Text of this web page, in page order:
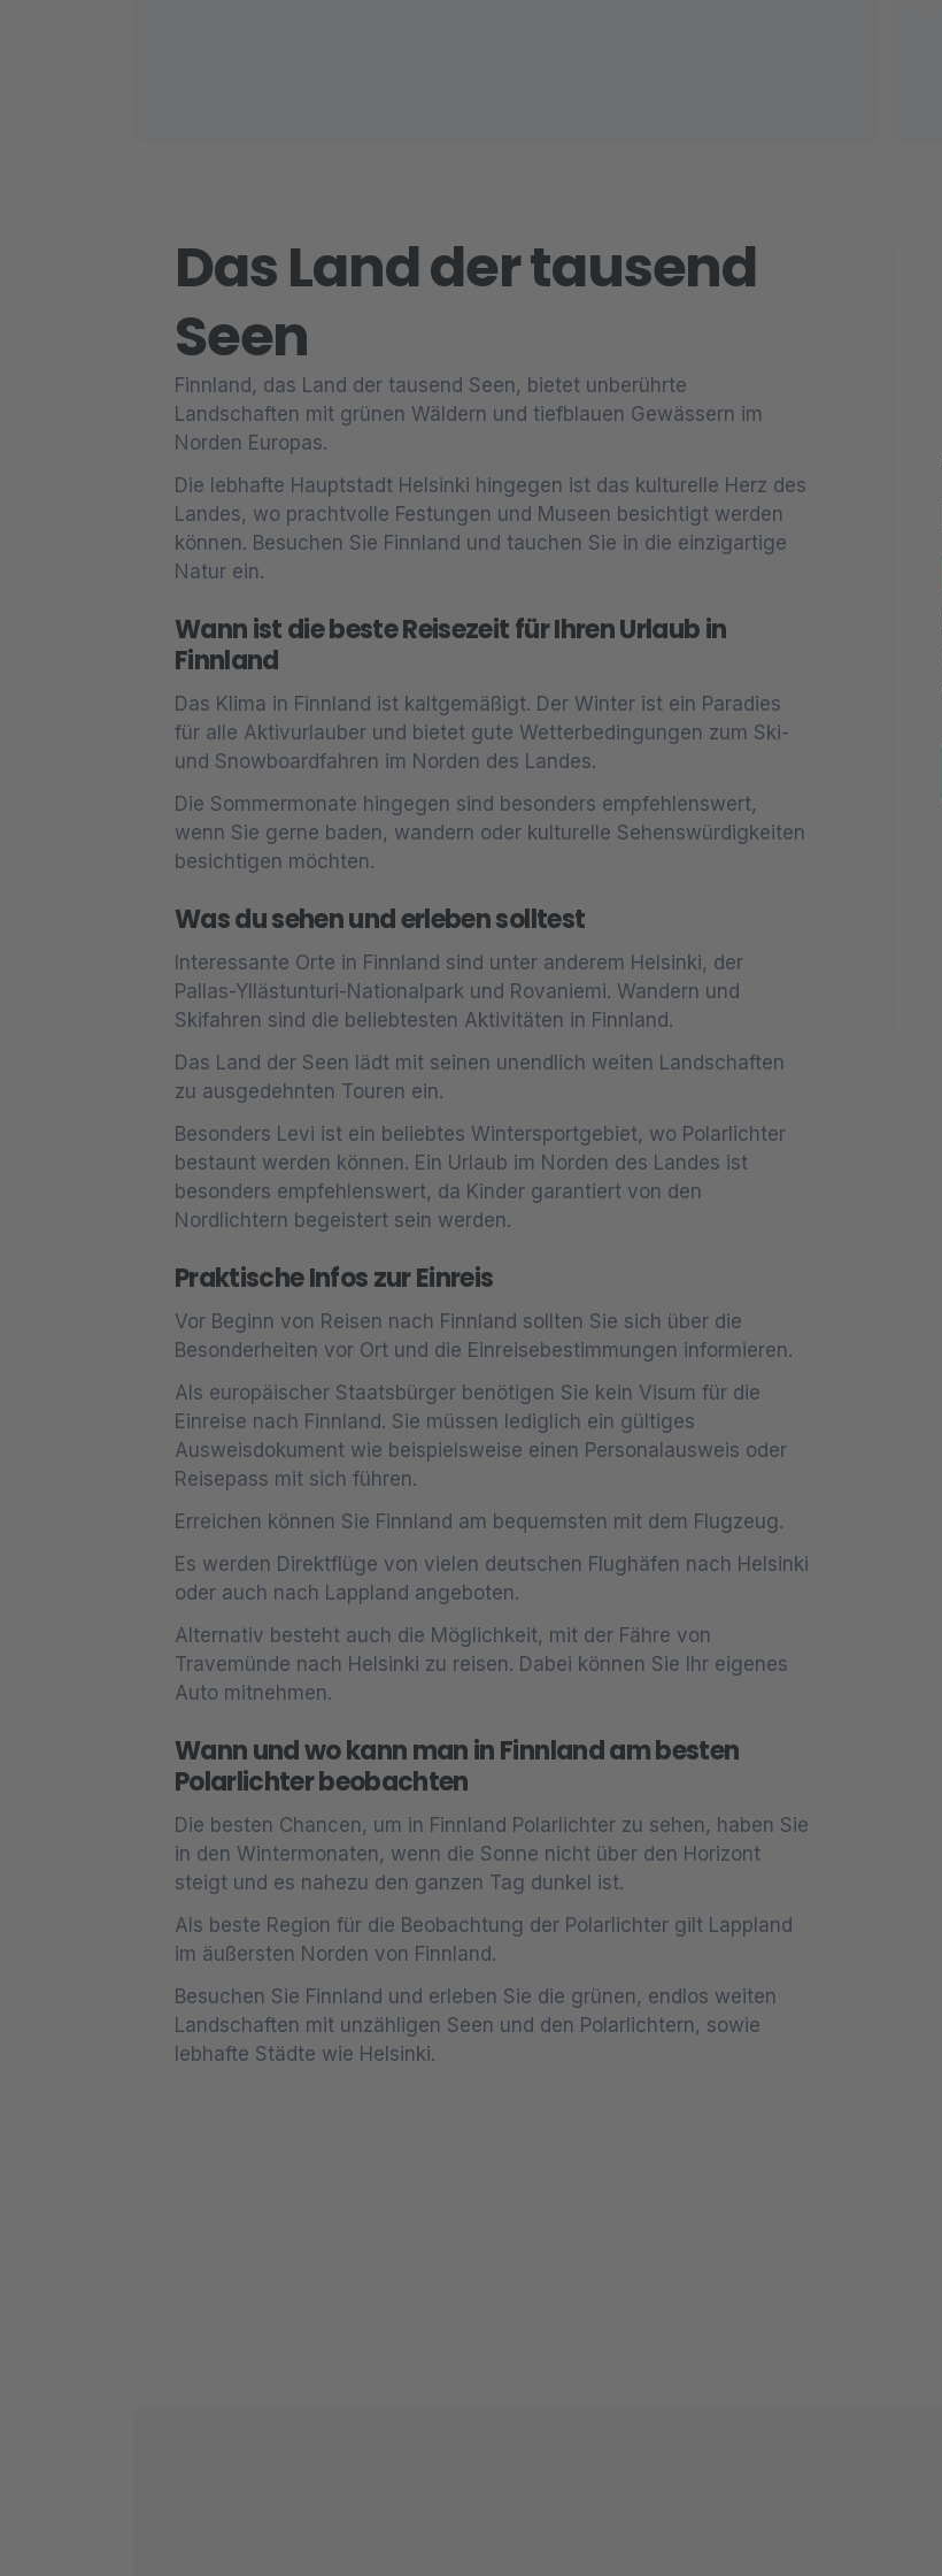
Das Land der tausend
Seen
Finnland, das Land der tausend Seen, bietet unberührte
Landschaften mit grünen Wäldern und tiefblauen Gewässern im
Norden Europas.
Die lebhafte Hauptstadt Helsinki hingegen ist das kulturelle Herz des
Landes, wo prachtvolle Festungen und Museen besichtigt werden
können. Besuchen Sie Finnland und tauchen Sie in die einzigartige
Natur ein.
Wann ist die beste Reisezeit für Ihren Urlaub in
Finnland
Das Klima in Finnland ist kaltgemäßigt. Der Winter ist ein Paradies
für alle Aktivurlauber und bietet gute Wetterbedingungen zum Ski-
und Snowboardfahren im Norden des Landes.
Die Sommermonate hingegen sind besonders empfehlenswert,
wenn Sie gerne baden, wandern oder kulturelle Sehenswürdigkeiten
besichtigen möchten.
Was du sehen und erleben solltest
Interessante Orte in Finnland sind unter anderem Helsinki, der
Pallas-Yllästunturi-Nationalpark und Rovaniemi. Wandern und
Skifahren sind die beliebtesten Aktivitäten in Finnland.
Das Land der Seen lädt mit seinen unendlich weiten Landschaften
zu ausgedehnten Touren ein.
Besonders Levi ist ein beliebtes Wintersportgebiet, wo Polarlichter
bestaunt werden können. Ein Urlaub im Norden des Landes ist
besonders empfehlenswert, da Kinder garantiert von den
Nordlichtern begeistert sein werden.
Praktische Infos zur Einreis
Vor Beginn von Reisen nach Finnland sollten Sie sich über die
Besonderheiten vor Ort und die Einreisebestimmungen informieren.
Als europäischer Staatsbürger benötigen Sie kein Visum für die
Einreise nach Finnland. Sie müssen lediglich ein gültiges
Ausweisdokument wie beispielsweise einen Personalausweis oder
Reisepass mit sich führen.
Erreichen können Sie Finnland am bequemsten mit dem Flugzeug.
Es werden Direktflüge von vielen deutschen Flughäfen nach Helsinki
oder auch nach Lappland angeboten.
Alternativ besteht auch die Möglichkeit, mit der Fähre von
Travemünde nach Helsinki zu reisen. Dabei können Sie Ihr eigenes
Auto mitnehmen.
Wann und wo kann man in Finnland am besten
Polarlichter beobachten
Die besten Chancen, um in Finnland Polarlichter zu sehen, haben Sie
in den Wintermonaten, wenn die Sonne nicht über den Horizont
steigt und es nahezu den ganzen Tag dunkel ist.
Als beste Region für die Beobachtung der Polarlichter gilt Lappland
im äußersten Norden von Finnland.
Besuchen Sie Finnland und erleben Sie die grünen, endlos weiten
Landschaften mit unzähligen Seen und den Polarlichtern, sowie
lebhafte Städte wie Helsinki.